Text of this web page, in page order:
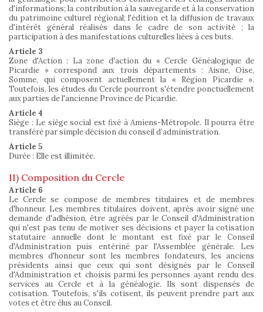
d'informations; la contribution à la sauvegarde et à la conservation
du patrimoine culturel régional; l'édition et la diffusion de travaux
d'intérêt général réalisés dans le cadre de son activité ; la
participation à des manifestations culturelles liées à ces buts.
Article 3
Zone d'Action : La zone d'action du « Cercle Généalogique de
Picardie » correspond aux trois départements : Aisne, Oise,
Somme, qui composent actuellement la « Région Picardie ».
Toutefois, les études du Cercle pourront s'étendre ponctuellement
aux parties de l'ancienne Province de Picardie.
Article 4
Siège : Le siège social est fixé à Amiens-Métropole. Il pourra être
transféré par simple décision du conseil d’administration.
Article 5
Durée : Elle est illimitée.
II) Composition du Cercle
Article 6
Le Cercle se compose de membres titulaires et de membres
d'honneur. Les membres titulaires doivent, après avoir signé une
demande d'adhésion, être agréés par le Conseil d'Administration
qui n'est pas tenu de motiver ses décisions et payer la cotisation
statutaire annuelle dont le montant est fixé par le Conseil
d'Administration puis entériné par l'Assemblée générale. Les
membres d'honneur sont les membres fondateurs, les anciens
présidents ainsi que ceux qui sont désignés par le Conseil
d'Administration et choisis parmi les personnes ayant rendu des
services au Cercle et à la généalogie. Ils sont dispensés de
cotisation. Toutefois, s'ils cotisent, ils peuvent prendre part aux
votes et être élus au Conseil.